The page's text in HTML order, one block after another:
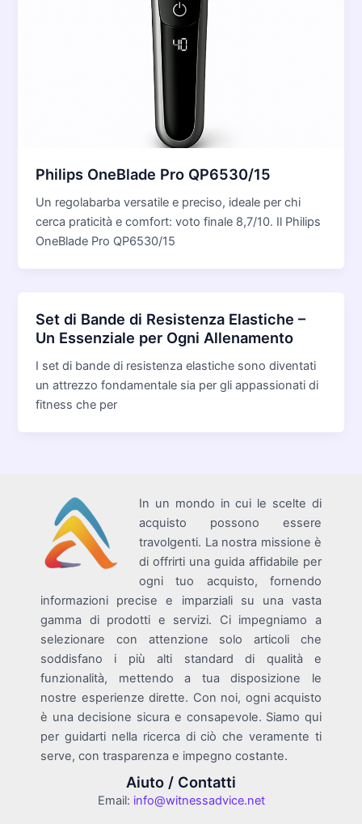
Philips OneBlade Pro QP6530/15
Un regolabarba versatile e preciso, ideale per chi
cerca praticità e comfort: voto finale 8,7/10. Il Philips
OneBlade Pro QP6530/15
Set di Bande di Resistenza Elastiche –
Un Essenziale per Ogni Allenamento
I set di bande di resistenza elastiche sono diventati
un attrezzo fondamentale sia per gli appassionati di
fitness che per
In un mondo in cui le scelte di
acquisto possono essere
travolgenti. La nostra missione è
di offrirti una guida affidabile per
ogni tuo acquisto, fornendo
informazioni precise e imparziali su una vasta
gamma di prodotti e servizi. Ci impegniamo a
selezionare con attenzione solo articoli che
soddisfano i più alti standard di qualità e
funzionalità, mettendo a tua disposizione le
nostre esperienze dirette. Con noi, ogni acquisto
è una decisione sicura e consapevole. Siamo qui
per guidarti nella ricerca di ciò che veramente ti
serve, con trasparenza e impegno costante.
Aiuto / Contatti
Email: info@witnessadvice.net